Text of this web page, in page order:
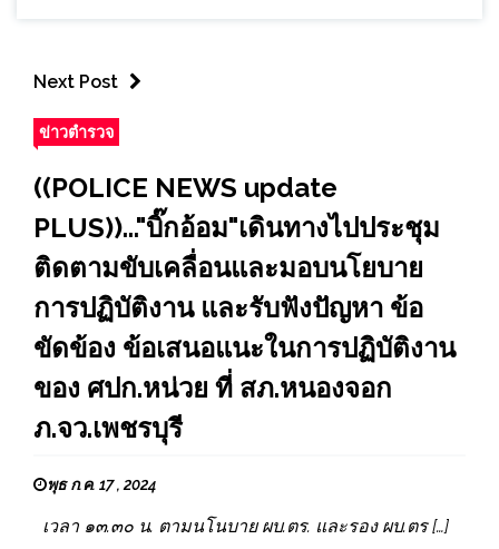
Next Post
ข่าวตำรวจ
((POLICE NEWS update
PLUS))..."บิ๊กอ้อม"เดินทางไปประชุม
ติดตามขับเคลื่อนและมอบนโยบาย
การปฏิบัติงาน และรับฟังปัญหา ข้อ
ขัดข้อง ข้อเสนอแนะในการปฏิบัติงาน
ของ ศปก.หน่วย ที่ สภ.หนองจอก
ภ.จว.เพชรบุรี
พุธ ก.ค. 17 , 2024
เวลา ๑๓.๓๐ น. ตามนโนบาย ผบ.ตร. และรอง ผบ.ตร […]